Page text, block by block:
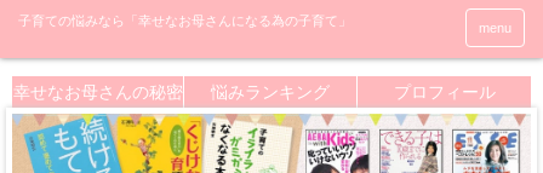
menu
幸せなお母さんの秘密 悩みランキング プロフィール